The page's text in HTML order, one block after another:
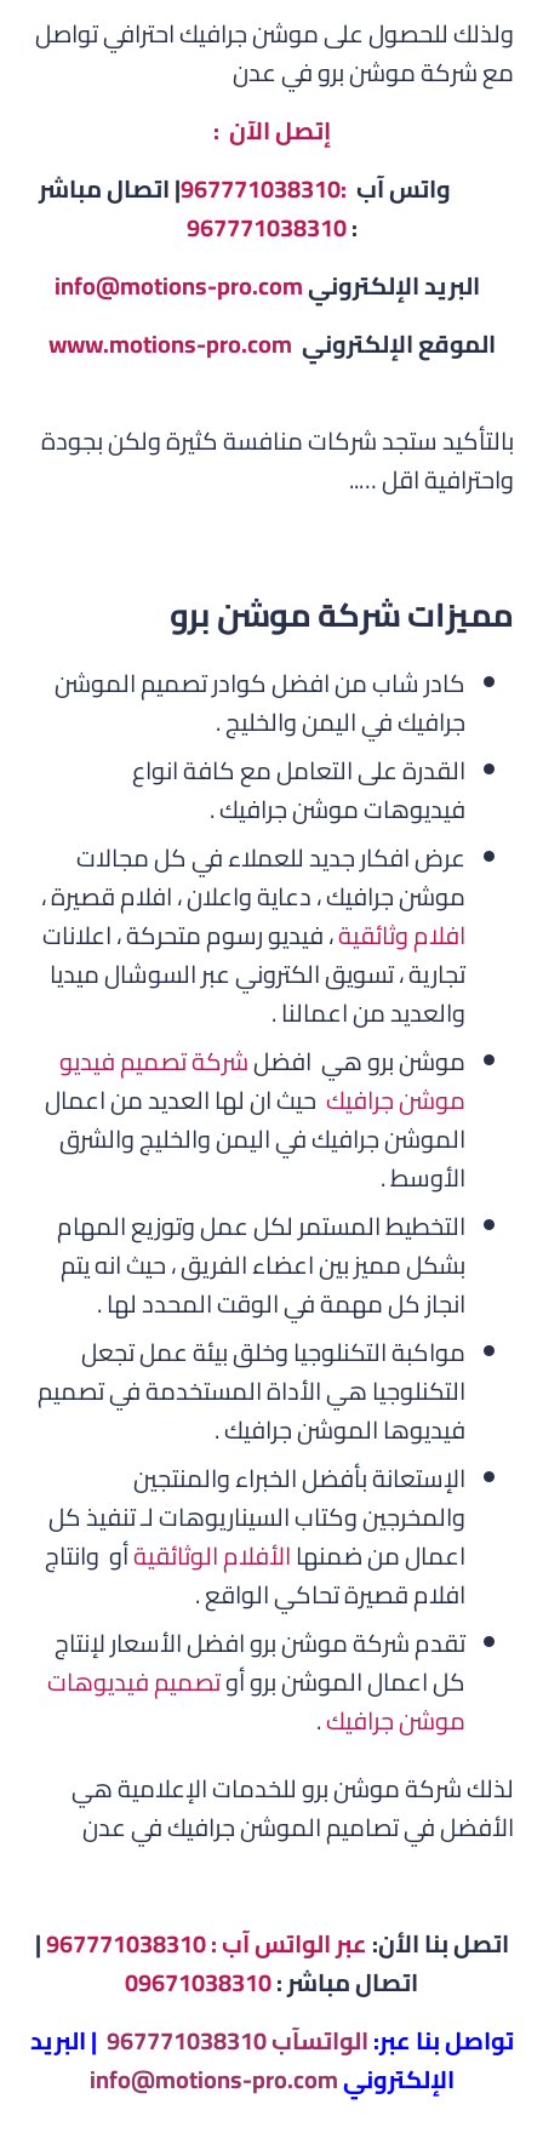
ولذلك للحصول على موشن جرافيك احترافي تواصل
مع شركة موشن برو في عدن
إتصل الآن :
واتس آب :967771038310
| اتصال مباشر
:
967771038310
البريد الإلكترونيinfo@motions-pro.com
الموقع الإلكتروني www.motions-pro.com
بالتأكيد ستجد شركات منافسة كثيرة ولكن بجودة
واحترافية اقل …..
مميزات شركة موشن برو
كادر شاب من افضل كوادر تصميم الموشن
جرافيك في اليمن والخليج .
القدرة على التعامل مع كافة انواع
فيديوهات موشن جرافيك .
عرض افكار جديد للعملاء في كل مجالات
موشن جرافيك ، دعاية واعلان ، افلام قصيرة ،
افلام وثائقية، فيديو رسوم متحركة ، اعلانات
تجارية ، تسويق الكتروني عبر السوشال ميديا
والعديد من اعمالنا .
موشن برو هي افضلشركة تصميم فيديو
موشن جرافيك حيث ان لها العديد من اعمال
الموشن جرافيك في اليمن والخليج والشرق
الأوسط .
التخطيط المستمر لكل عمل وتوزيع المهام
بشكل مميز بين اعضاء الفريق ، حيث انه يتم
انجاز كل مهمة في الوقت المحدد لها .
مواكبة التكنلوجيا وخلق بيئة عمل تجعل
التكنلوجيا هي الأداة المستخدمة في تصميم
فيديوها الموشن جرافيك .
الإستعانة بأفضل الخبراء والمنتجين
والمخرجين وكتاب السيناريوهات لـ تنفيذ كل
اعمال من ضمنهاالأفلام الوثائقيةأو وانتاج
افلام قصيرة تحاكي الواقع .
تقدم شركة موشن برو افضل الأسعار لإنتاج
كل اعمال الموشن برو أوتصميم فيديوهات
موشن جرافيك.
لذلك شركة موشن برو للخدمات الإعلامية هي
الأفضل في تصاميم الموشن جرافيك في عدن
اتصل بنا الأن:عبر الواتس آب : 967771038310
|
اتصال مباشر :09671038310
تواصل بنا عبر:الواتسآب 967771038310
| البريد
الإلكترونيinfo@motions-pro.com